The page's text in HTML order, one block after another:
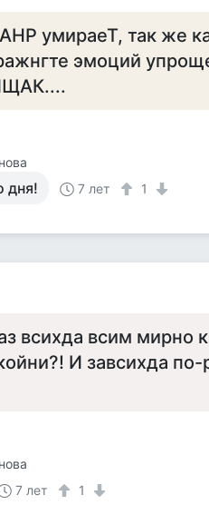
умираеТ, так же
эмоций
дня! 7 лет 1
всихда всим мирно
И завсихда по-
7 лет
1